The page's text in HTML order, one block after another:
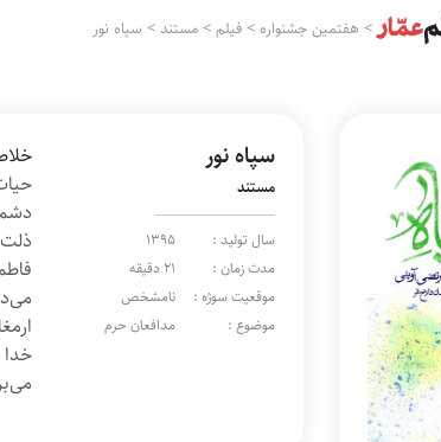
> هفتمین جشنواره >فیلم >مستند > سپاه نور
سپاه نور
مستند
سال تولید :
1395
مدت زمان :
۲۱ دقیقه
موقعیت سوژه :
نامشخص
موضوع :
مدافعان حرم